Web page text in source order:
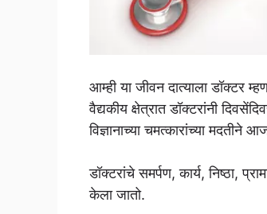
आम्ही या जीवन दात्याला डॉक्टर
वैद्यकीय क्षेत्रात डॉक्टरांनी
विज्ञानाच्या चमत्कारांच्या
डॉक्टरांचे समर्पण, कार्य, निष्ठा,
केला जातो.